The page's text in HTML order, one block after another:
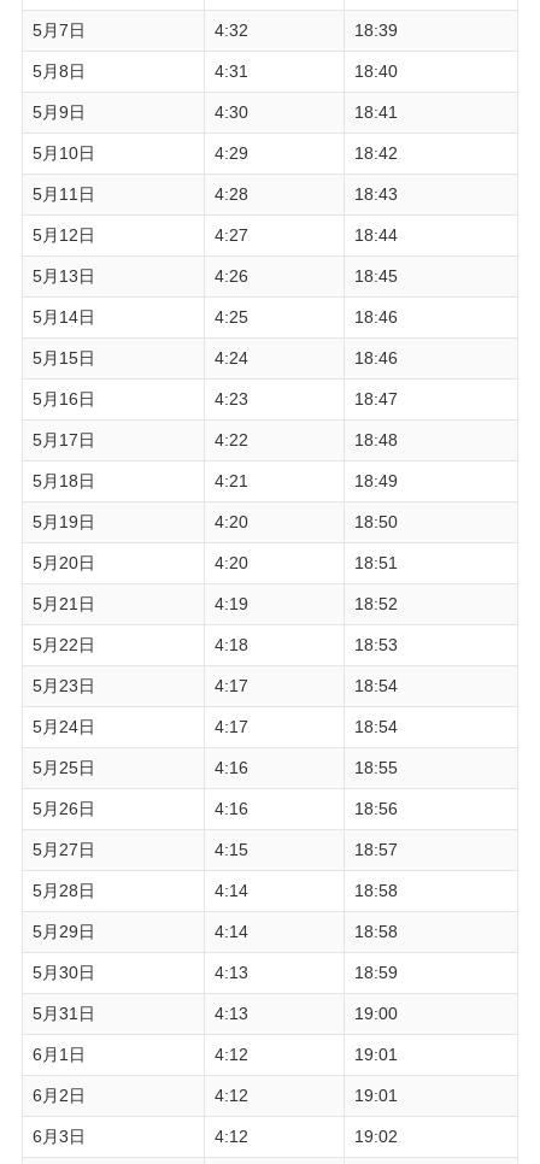
5月7日 4:32 18:39
5月8日 4:31 18:40
5月9日 4:30 18:41
5月10日 4:29 18:42
5月11日 4:28 18:43
5月12日 4:27 18:44
5月13日 4:26 18:45
5月14日 4:25 18:46
5月15日 4:24 18:46
5月16日 4:23 18:47
5月17日 4:22 18:48
5月18日 4:21 18:49
5月19日 4:20 18:50
5月20日 4:20 18:51
5月21日 4:19 18:52
5月22日 4:18 18:53
5月23日 4:17 18:54
5月24日 4:17 18:54
5月25日 4:16 18:55
5月26日 4:16 18:56
5月27日 4:15 18:57
5月28日 4:14 18:58
5月29日 4:14 18:58
5月30日 4:13 18:59
5月31日 4:13 19:00
6月1日 4:12 19:01
6月2日 4:12 19:01
6月3日 4:12 19:02